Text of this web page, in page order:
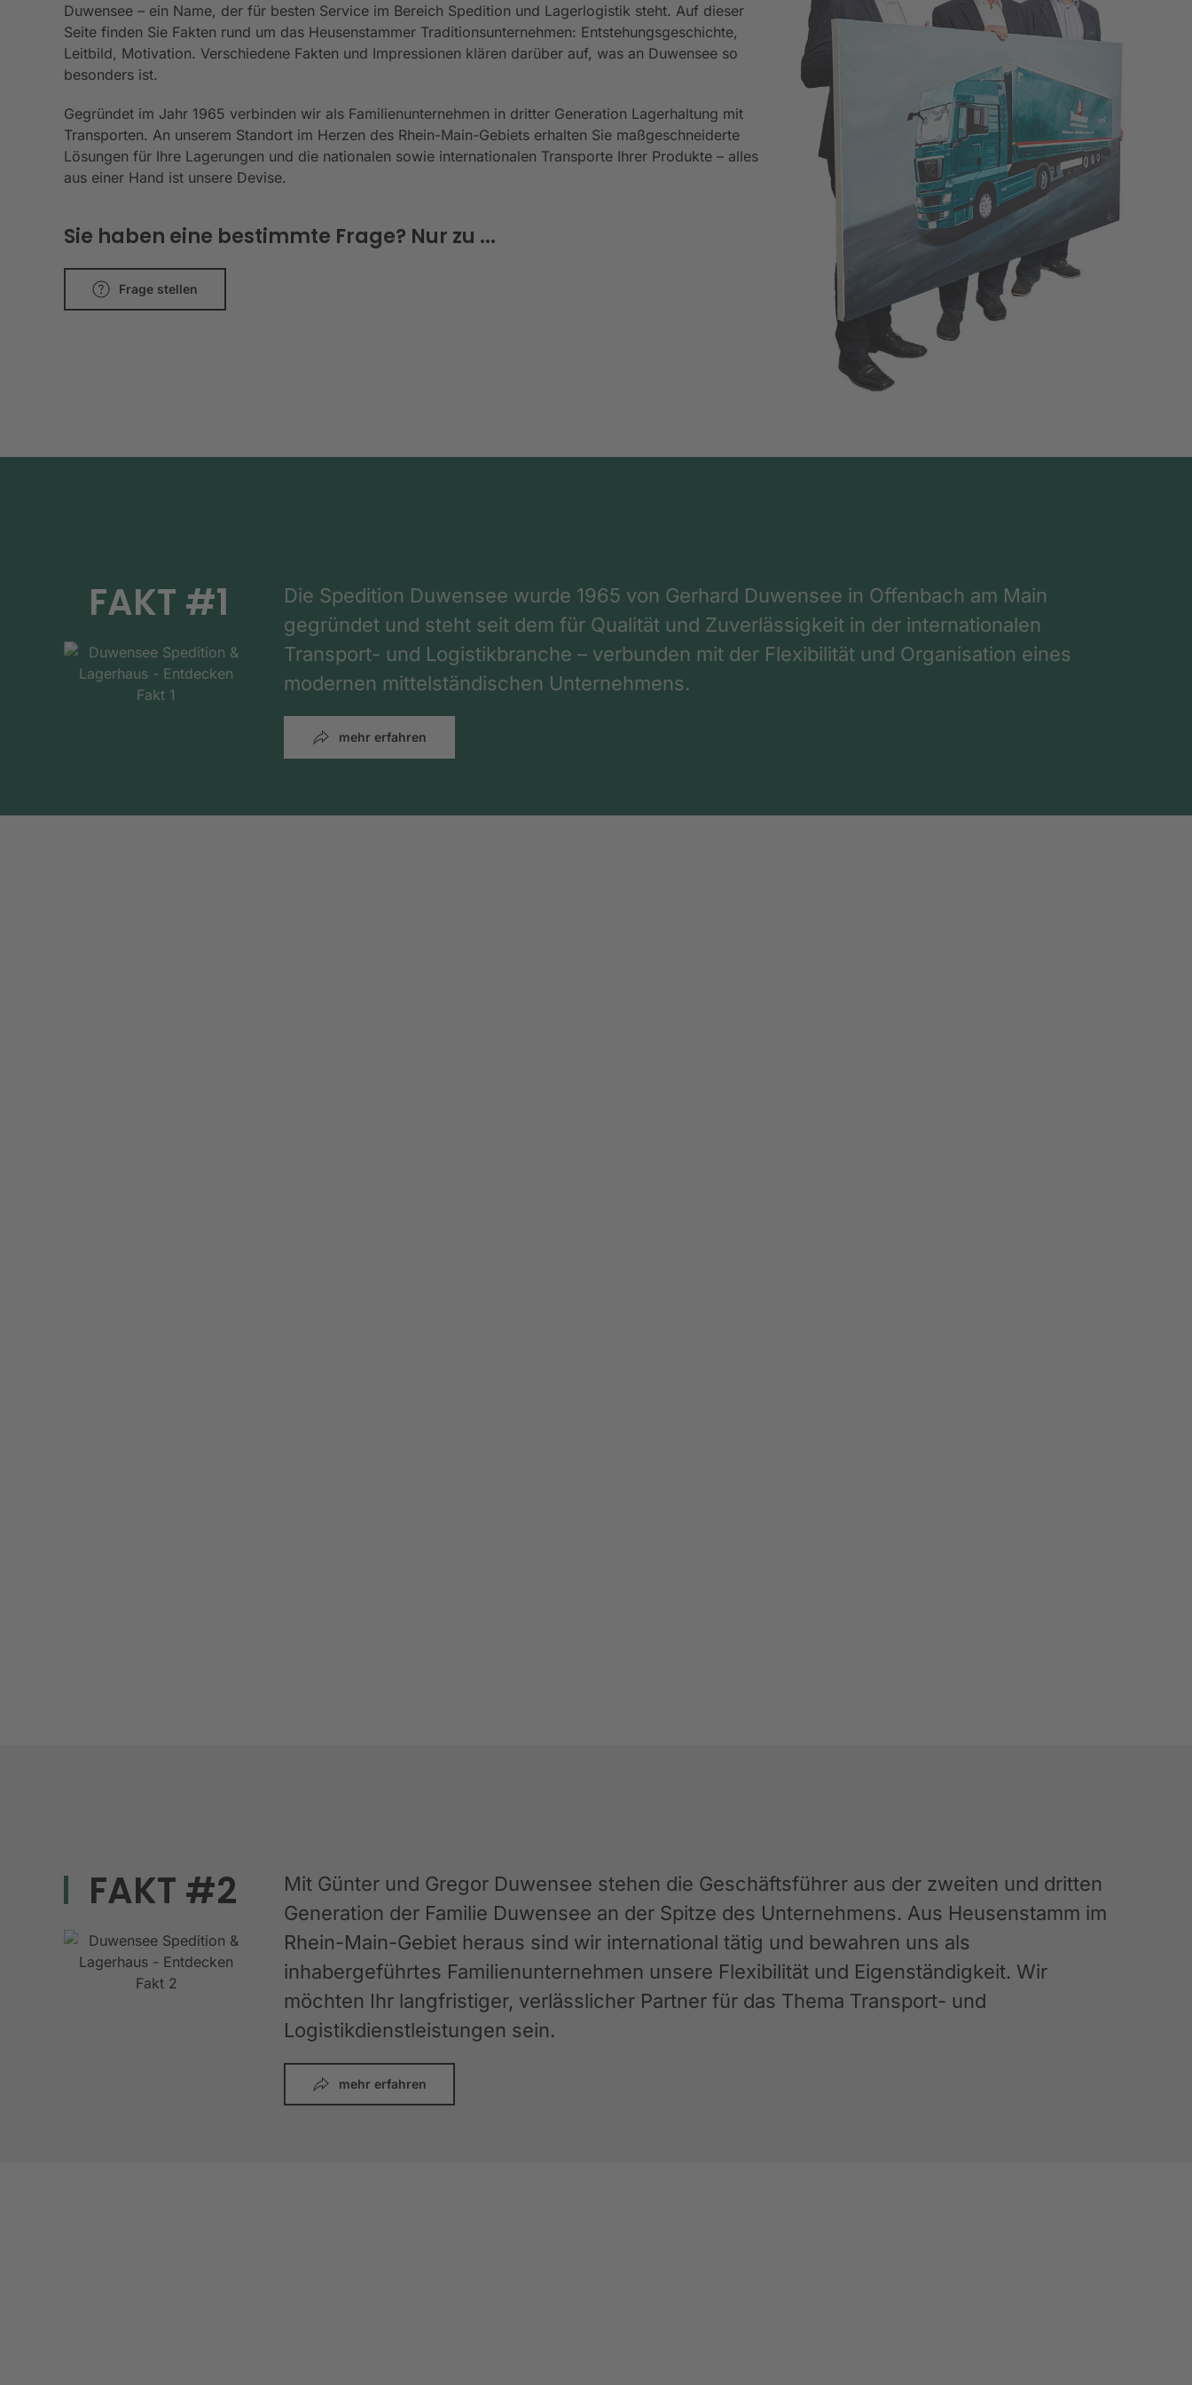
Duwensee – ein Name, der für besten Service im Bereich Spedition und Lagerlogistik steht. Auf dieser
Seite finden Sie Fakten rund um das Heusenstammer Traditionsunternehmen: Entstehungsgeschichte,
Leitbild, Motivation. Verschiedene Fakten und Impressionen klären darüber auf, was an Duwensee so
besonders ist.
Gegründet im Jahr 1965 verbinden wir als Familienunternehmen in dritter Generation Lagerhaltung mit
Transporten. An unserem Standort im Herzen des Rhein-Main-Gebiets erhalten Sie maßgeschneiderte
Lösungen für Ihre Lagerungen und die nationalen sowie internationalen Transporte Ihrer Produkte – alles
aus einer Hand ist unsere Devise.
Sie haben eine bestimmte Frage? Nur zu ...
Frage stellen
FAKT #1
Die Spedition Duwensee wurde 1965 von Gerhard Duwensee in Offenbach am Main
gegründet und steht seit dem für Qualität und Zuverlässigkeit in der internationalen
Transport- und Logistikbranche – verbunden mit der Flexibilität und Organisation eines
modernen mittelständischen Unternehmens.
mehr erfahren
FAKT #2
Mit Günter und Gregor Duwensee stehen die Geschäftsführer aus der zweiten und dritten
Generation der Familie Duwensee an der Spitze des Unternehmens. Aus Heusenstamm im
Rhein-Main-Gebiet heraus sind wir international tätig und bewahren uns als
inhabergeführtes Familienunternehmen unsere Flexibilität und Eigenständigkeit. Wir
möchten Ihr langfristiger, verlässlicher Partner für das Thema Transport- und
Logistikdienstleistungen sein.
mehr erfahren